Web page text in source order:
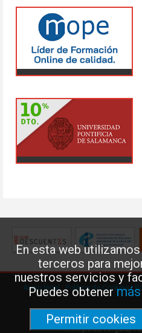
En esta web
terceros para
nuestros servicios y
Puedes obtener
Permitir cookies
Aviso legal·Política de Cookies·
Federación de Enseñanza de
Príncipe de Vergara, 13